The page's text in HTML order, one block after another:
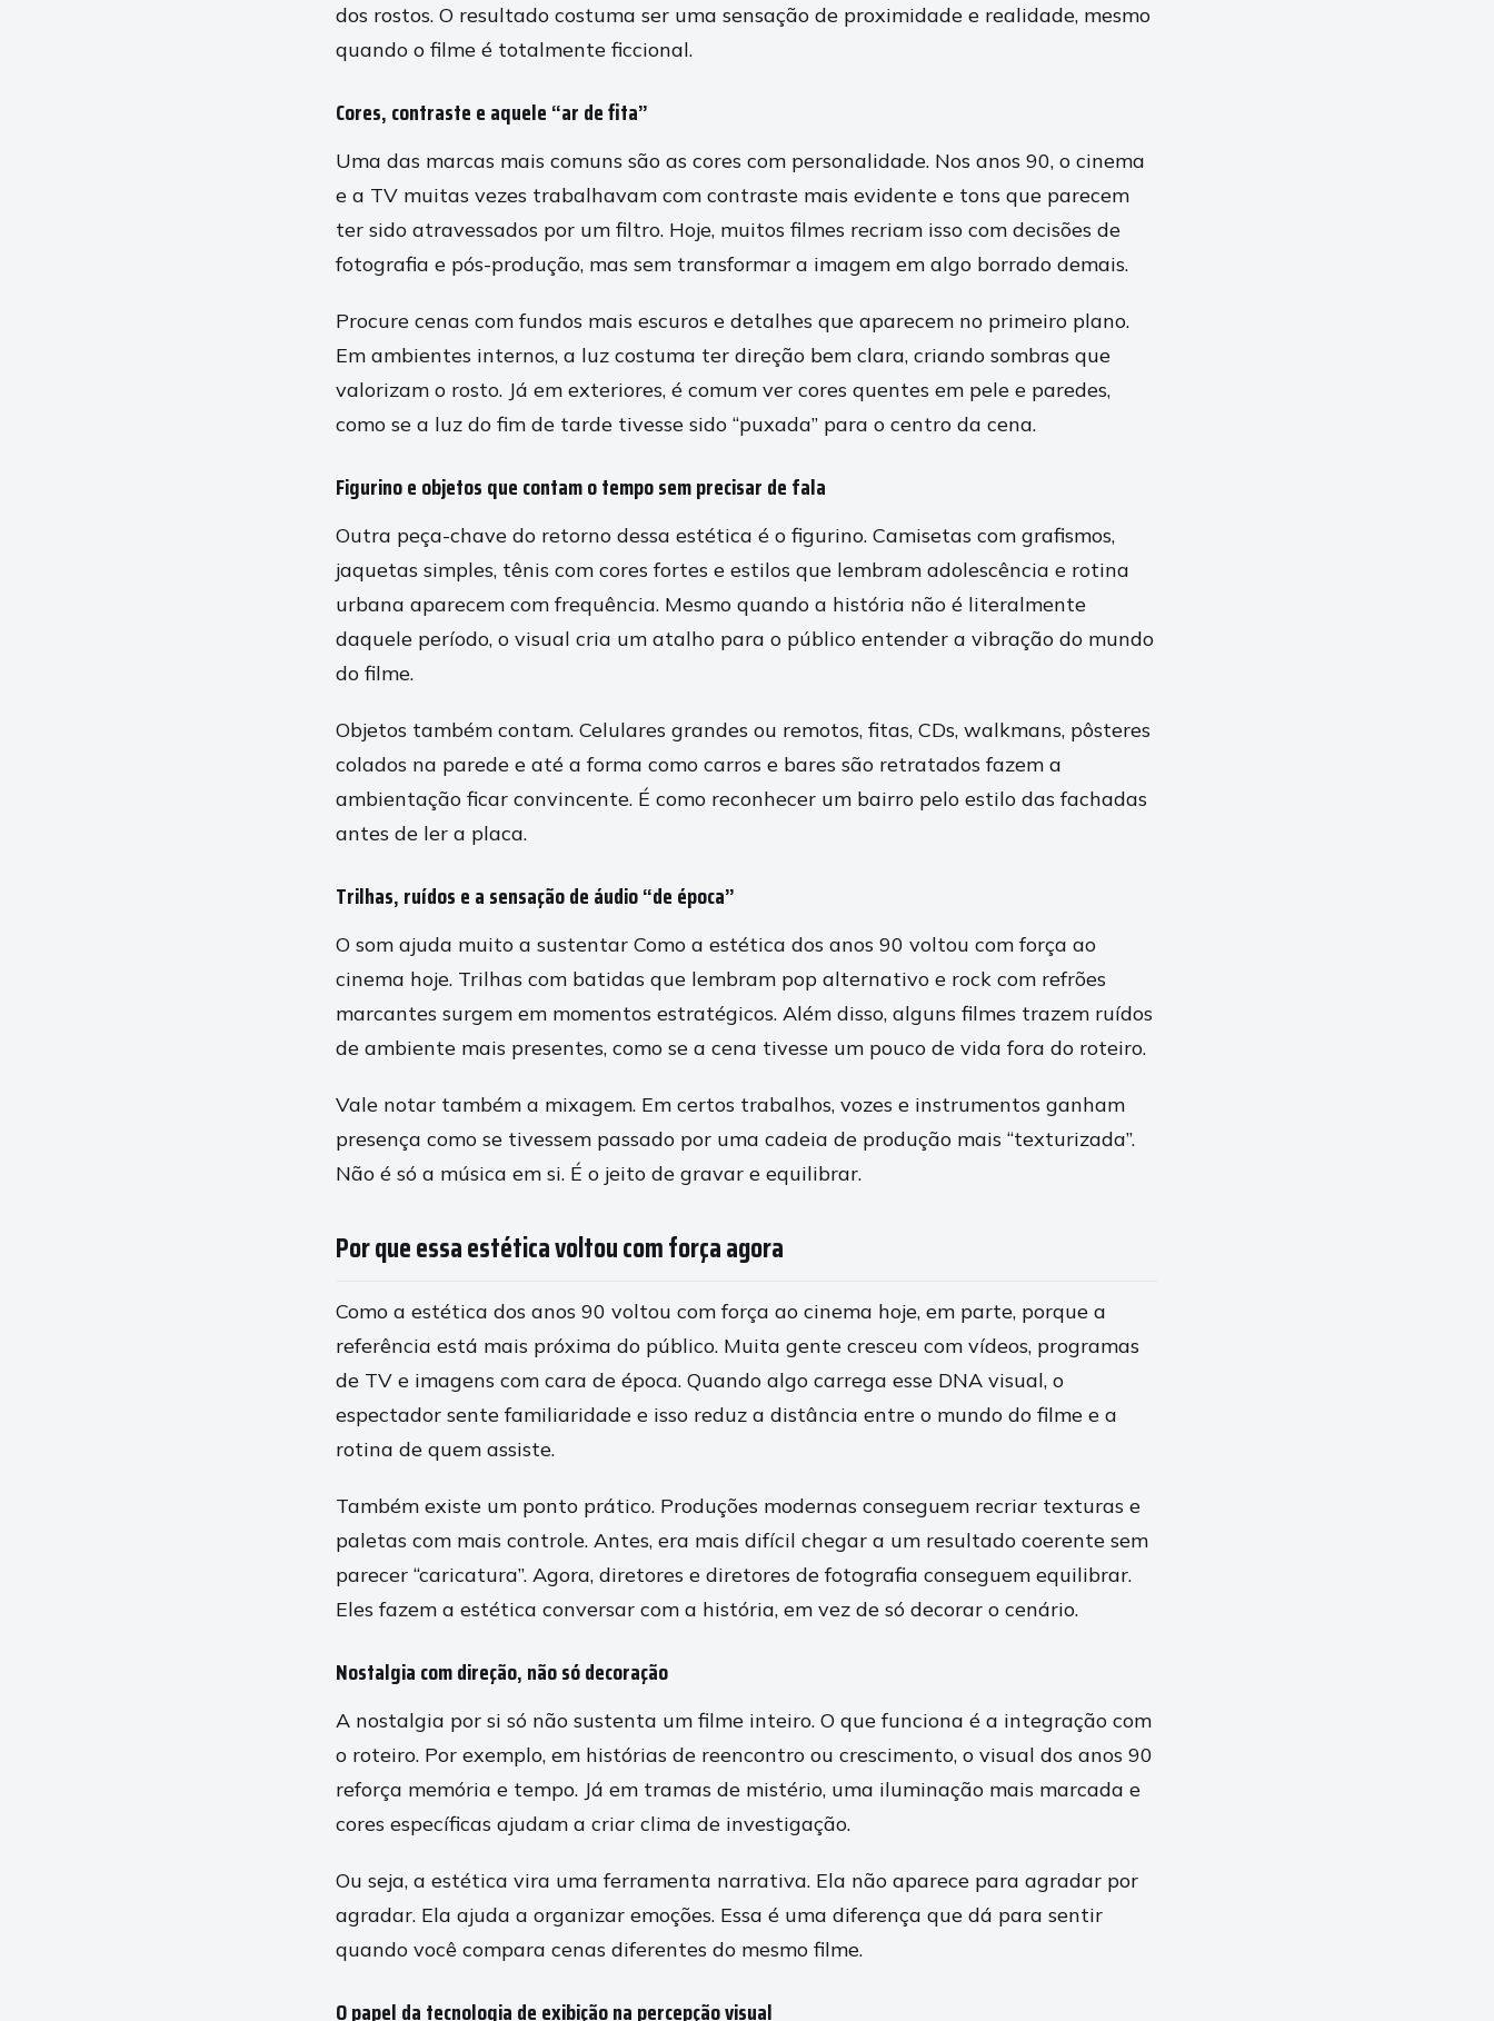
dos rostos. O resultado costuma ser uma sensação de proximidade e realidade, mesmo
quando o filme é totalmente ficcional.
Cores, contraste e aquele “ar de fita”
Uma das marcas mais comuns são as cores com personalidade. Nos anos 90, o cinema
e a TV muitas vezes trabalhavam com contraste mais evidente e tons que parecem
ter sido atravessados por um filtro. Hoje, muitos filmes recriam isso com decisões de
fotografia e pós-produção, mas sem transformar a imagem em algo borrado demais.
Procure cenas com fundos mais escuros e detalhes que aparecem no primeiro plano.
Em ambientes internos, a luz costuma ter direção bem clara, criando sombras que
valorizam o rosto. Já em exteriores, é comum ver cores quentes em pele e paredes,
como se a luz do fim de tarde tivesse sido “puxada” para o centro da cena.
Figurino e objetos que contam o tempo sem precisar de fala
Outra peça-chave do retorno dessa estética é o figurino. Camisetas com grafismos,
jaquetas simples, tênis com cores fortes e estilos que lembram adolescência e rotina
urbana aparecem com frequência. Mesmo quando a história não é literalmente
daquele período, o visual cria um atalho para o público entender a vibração do mundo
do filme.
Objetos também contam. Celulares grandes ou remotos, fitas, CDs, walkmans, pôsteres
colados na parede e até a forma como carros e bares são retratados fazem a
ambientação ficar convincente. É como reconhecer um bairro pelo estilo das fachadas
antes de ler a placa.
Trilhas, ruídos e a sensação de áudio “de época”
O som ajuda muito a sustentar Como a estética dos anos 90 voltou com força ao
cinema hoje. Trilhas com batidas que lembram pop alternativo e rock com refrões
marcantes surgem em momentos estratégicos. Além disso, alguns filmes trazem ruídos
de ambiente mais presentes, como se a cena tivesse um pouco de vida fora do roteiro.
Vale notar também a mixagem. Em certos trabalhos, vozes e instrumentos ganham
presença como se tivessem passado por uma cadeia de produção mais “texturizada”.
Não é só a música em si. É o jeito de gravar e equilibrar.
Por que essa estética voltou com força agora
Como a estética dos anos 90 voltou com força ao cinema hoje, em parte, porque a
referência está mais próxima do público. Muita gente cresceu com vídeos, programas
de TV e imagens com cara de época. Quando algo carrega esse DNA visual, o
espectador sente familiaridade e isso reduz a distância entre o mundo do filme e a
rotina de quem assiste.
Também existe um ponto prático. Produções modernas conseguem recriar texturas e
paletas com mais controle. Antes, era mais difícil chegar a um resultado coerente sem
parecer “caricatura”. Agora, diretores e diretores de fotografia conseguem equilibrar.
Eles fazem a estética conversar com a história, em vez de só decorar o cenário.
Nostalgia com direção, não só decoração
A nostalgia por si só não sustenta um filme inteiro. O que funciona é a integração com
o roteiro. Por exemplo, em histórias de reencontro ou crescimento, o visual dos anos 90
reforça memória e tempo. Já em tramas de mistério, uma iluminação mais marcada e
cores específicas ajudam a criar clima de investigação.
Ou seja, a estética vira uma ferramenta narrativa. Ela não aparece para agradar por
agradar. Ela ajuda a organizar emoções. Essa é uma diferença que dá para sentir
quando você compara cenas diferentes do mesmo filme.
O papel da tecnologia de exibição na percepção visual